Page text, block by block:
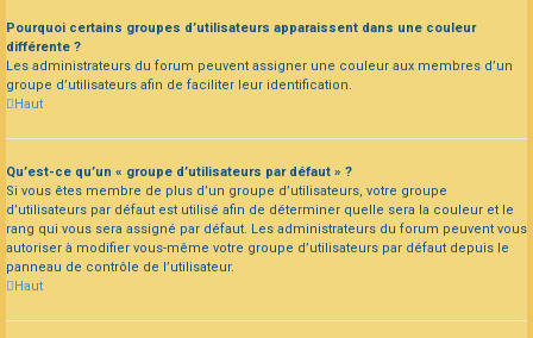
Pourquoi certains groupes d’utilisateurs apparaissent dans une couleur
différente ?
Les administrateurs du forum peuvent assigner une couleur aux membres d’un
groupe d’utilisateurs afin de faciliter leur identification.
Haut
Qu’est-ce qu’un « groupe d’utilisateurs par défaut » ?
Si vous êtes membre de plus d’un groupe d’utilisateurs, votre groupe
d’utilisateurs par défaut est utilisé afin de déterminer quelle sera la couleur et le
rang qui vous sera assigné par défaut. Les administrateurs du forum peuvent vous
autoriser à modifier vous-même votre groupe d’utilisateurs par défaut depuis le
panneau de contrôle de l’utilisateur.
Haut